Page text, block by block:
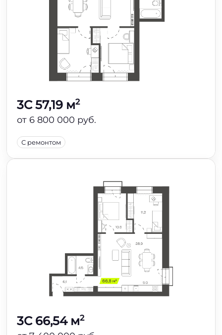
3C 57,19 м2
от 6 800 000 руб.
С ремонтом
3C 66,54 м2